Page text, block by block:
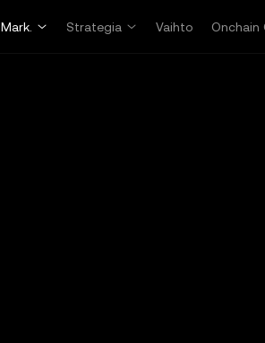
Mark. Strategia Vaihto Onchain